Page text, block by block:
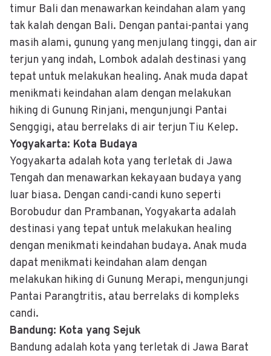
timur Bali dan menawarkan keindahan alam yang
tak kalah dengan Bali. Dengan pantai-pantai yang
masih alami, gunung yang menjulang tinggi, dan air
terjun yang indah, Lombok adalah destinasi yang
tepat untuk melakukan healing. Anak muda dapat
menikmati keindahan alam dengan melakukan
hiking di Gunung Rinjani, mengunjungi Pantai
Senggigi, atau berrelaks di air terjun Tiu Kelep.
Yogyakarta: Kota Budaya
Yogyakarta adalah kota yang terletak di Jawa
Tengah dan menawarkan kekayaan budaya yang
luar biasa. Dengan candi-candi kuno seperti
Borobudur dan Prambanan, Yogyakarta adalah
destinasi yang tepat untuk melakukan healing
dengan menikmati keindahan budaya. Anak muda
dapat menikmati keindahan alam dengan
melakukan hiking di Gunung Merapi, mengunjungi
Pantai Parangtritis, atau berrelaks di kompleks
candi.
Bandung: Kota yang Sejuk
Bandung adalah kota yang terletak di Jawa Barat